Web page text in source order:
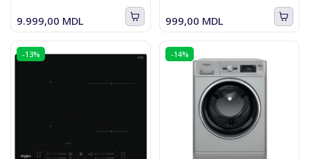
9.999,00 MDL 999,00 MDL
-13% -14%